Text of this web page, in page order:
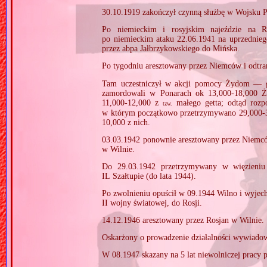
30.10.1919 zakończył czynną służbę w
Po niemieckim i rosyjskim najeździe na
po niemieckim ataku 22.06.1941 na
przez abpa Jałbrzykowskiego do Mińska.
Po tygodniu aresztowany przez Niemców i
Tam uczestniczył w akcji pomocy Żydom —
zamordowali w Ponarach ok 13,000‐18,000
11,000‐12,000 ztzw.
małego getta; odtąd
w którym początkowo przetrzymywano
10,000 z nich.
03.03.1942 ponownie aresztowany przez
w Wilnie.
Do 29.03.1942 przetrzymywany w
IL Szałtupie (do lata 1944).
Po zwolnieniu opuścił w 09.1944 Wilno i
II wojny światowej, do Rosji.
14.12.1946 aresztowany przez Rosjan w Wilnie.
Oskarżony o prowadzenie działalności
W 08.1947 skazany na 5 lat niewolniczej pracy